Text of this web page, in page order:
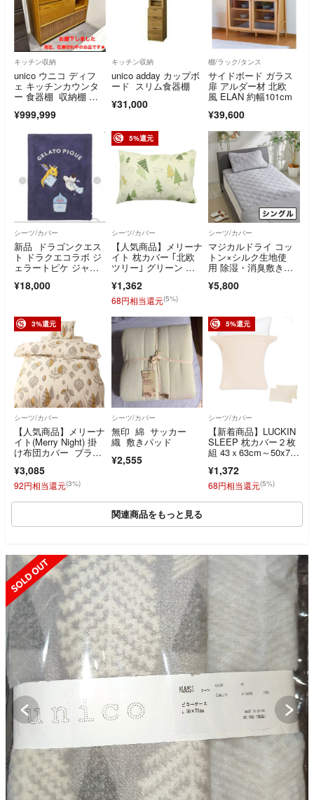
キッチン収納
unico ウニコ ディフ
ェ キッチンカウンタ
ー 食器棚 収納棚 リ
¥999,999
キッチン収納
unico adday カップボ
ード スリム食器棚
¥31,000
棚/ラック/タンス
サイドボード ガラス
扉 アルダー材 北欧
風 ELAN 約幅101cm
¥39,600
シーツ/カバー
新品 ドラゴンクエス
ト ドラクエコラボ ジ
ェラートピケ ジャガ
ビー
¥18,000
5%還元
シーツ/カバー
【人気商品】メリーナ
イト 枕カバー ｢北欧
ツリー｣ グリーン 約4
¥1,362
68円相当還元(5%)
シーツ/カバー
マジカルドライ コッ
トン×シルク生地使
用 除湿・消臭敷きパ
新品
¥5,800
3%還元
シーツ/カバー
【人気商品】メリーナ
イト(Merry Night) 掛
け布団カバー ブラウ
¥3,085
92円相当還元(3%)
シーツ/カバー
無印 綿 サッカー
織 敷きパッド
¥2,555
5%還元
シーツ/カバー
【新着商品】LUCKIN
SLEEP 枕カバー２枚
組 43ｘ63cm～50x70
¥1,372
68円相当還元(5%)
関連商品をもっと見る
SOLD OUT